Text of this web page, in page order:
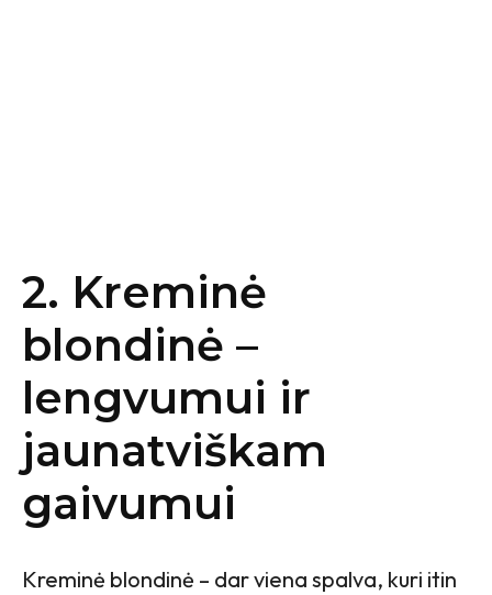
2. Kreminė
blondinė –
lengvumui ir
jaunatviškam
gaivumui
Kreminė blondinė – dar viena spalva, kuri itin